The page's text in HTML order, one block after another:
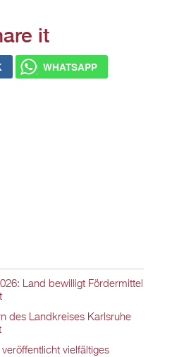
it
WHATS­APP
Land be­wil­ligt För­der­mit­tel
des Land­krei­ses Karls­ru­he
viel­fäl­ti­ges